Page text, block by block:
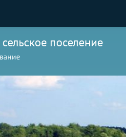
поселение